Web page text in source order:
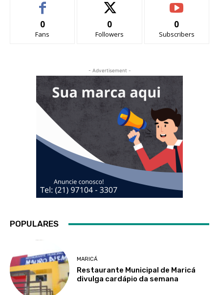
0
Fans
0
Followers
0
Subscribers
- Advertisement -
POPULARES
MARICÁ
Restaurante Municipal de Maricá
divulga cardápio da semana